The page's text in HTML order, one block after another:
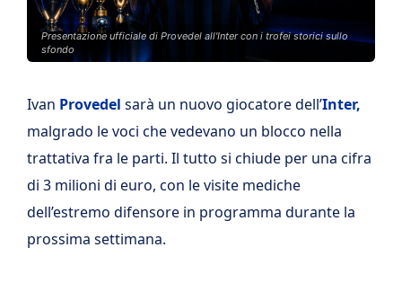
Presentazione ufficiale di Provedel all'Inter con i trofei storici sullo
sfondo
Ivan Provedel sarà un nuovo giocatore dell’Inter,
malgrado le voci che vedevano un blocco nella
trattativa fra le parti. Il tutto si chiude per una cifra
di 3 milioni di euro, con le visite mediche
dell’estremo difensore in programma durante la
prossima settimana.